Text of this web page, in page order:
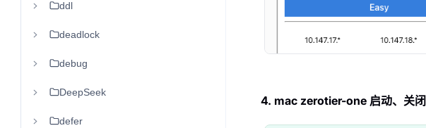
ddl
deadlock
debug
DeepSeek
defer
4. mac zerotier-one 启动、关闭